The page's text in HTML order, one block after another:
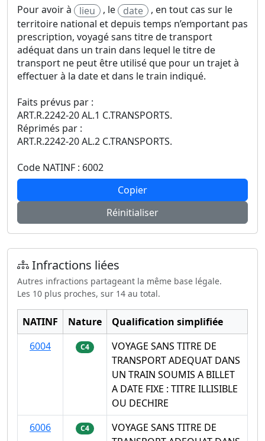
Pour avoir à lieu , le date
, en tout cas sur le
territoire national et depuis temps n’emportant pas
prescription, voyagé sans titre de transport
adéquat dans un train dans lequel le titre de
transport ne peut être utilisé que pour un trajet à
effectuer à la date et dans le train indiqué.
Faits prévus par :
ART.R.2242-20 AL.1 C.TRANSPORTS.
Réprimés par :
ART.R.2242-20 AL.2 C.TRANSPORTS.
Code NATINF : 6002
Copier
Réinitialiser
Infractions liées
Autres infractions partageant la même base légale.
Les 10 plus proches, sur 14 au total.
NATINF Nature
Qualification simplifiée
6004
C4
VOYAGE SANS TITRE DE
TRANSPORT ADEQUAT DANS
UN TRAIN SOUMIS A BILLET
A DATE FIXE : TITRE ILLISIBLE
OU DECHIRE
6006
C4
VOYAGE SANS TITRE DE